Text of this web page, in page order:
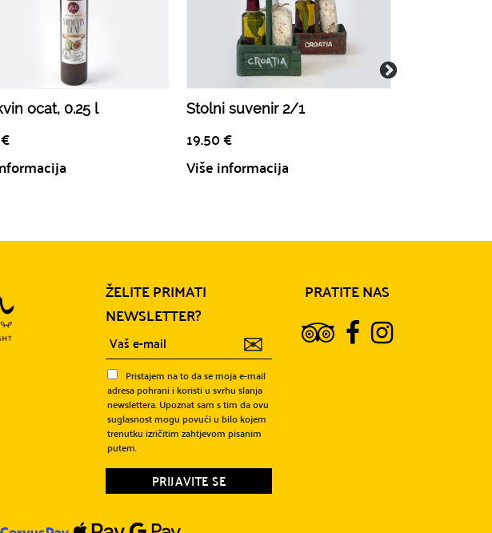
ocat, 0.25 l
€
Stolni suvenir 2/1
19.50€
Više informacija
ŽELITE PRIMATI
NEWSLETTER?
✉
Pristajem na to da se moja e-mail
adresa pohrani i koristi u svrhu slanja
newslettera. Upoznat sam s tim da ovu
suglasnost mogu povući u bilo kojem
trenutku izričitim zahtjevom pisanim
putem.
PRATITE NAS